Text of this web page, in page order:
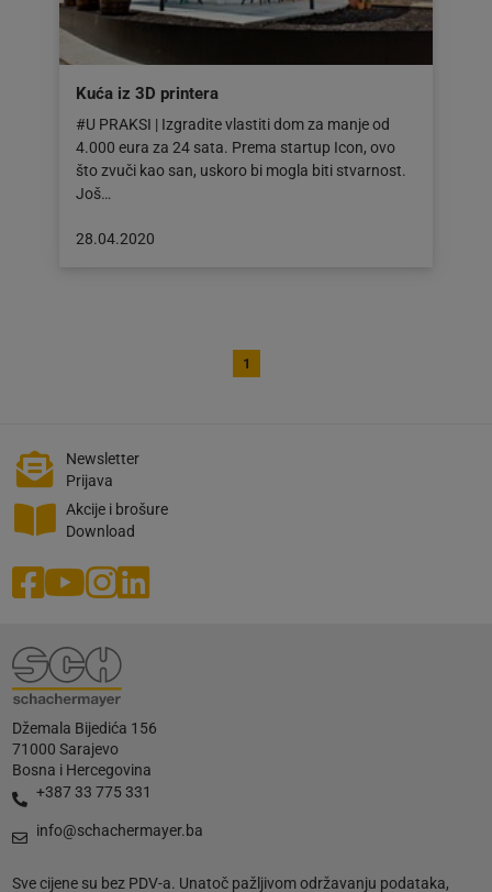
Kuća iz 3D printera
#U PRAKSI | Izgradite vlastiti dom za manje od
4.000 eura za 24 sata. Prema startup Icon, ovo
što zvuči kao san, uskoro bi mogla biti stvarnost.
Još…
Objava
28.04.2020
1
Newsletter
Prijava
Akcije i brošure
Download
Džemala Bijedića 156
71000 Sarajevo
Bosna i Hercegovina
+387 33 775 331
info@schachermayer.ba
Sve cijene su bez PDV-a. Unatoč pažljivom održavanju podataka,